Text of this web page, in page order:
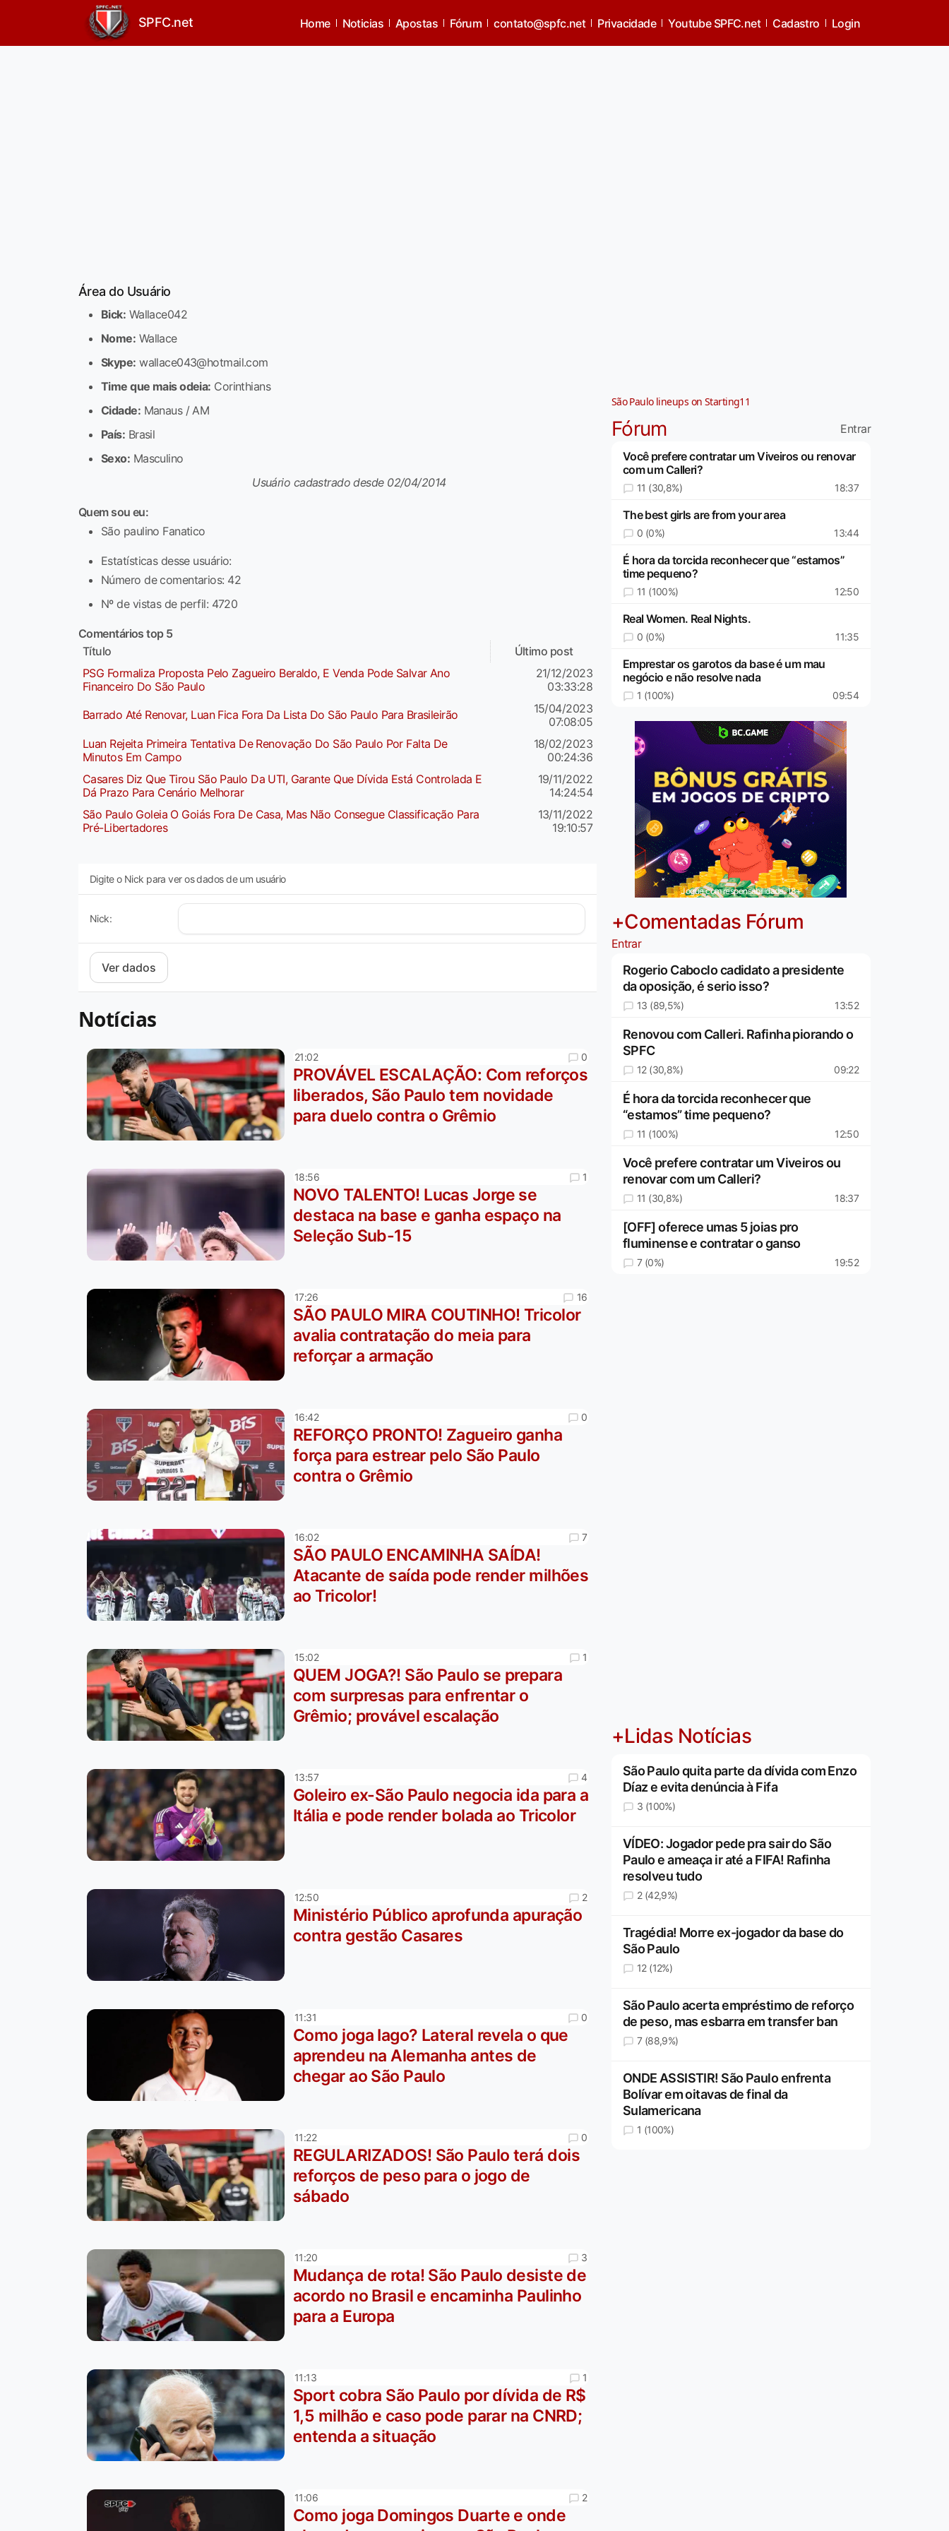
SPFC.net Home Noticias Apostas Fórum contato@spfc.net Privacidade Youtube SPFC.net Cadastro Login
Área do Usuário
Bick: Wallace042
Nome: Wallace
Skype: wallace043@hotmail.com
Time que mais odeia: Corinthians
Cidade: Manaus / AM
País: Brasil
Sexo: Masculino
Usuário cadastrado desde 02/04/2014
Quem sou eu:
São paulino Fanatico
Estatísticas desse usuário:
Número de comentarios: 42
Nº de vistas de perfil: 4720
Comentários top 5
Título
Último post
PSG Formaliza Proposta Pelo Zagueiro Beraldo, E Venda Pode Salvar Ano
Financeiro Do São Paulo
21/12/2023
03:33:28
Barrado Até Renovar, Luan Fica Fora Da Lista Do São Paulo Para Brasileirão
15/04/2023
07:08:05
Luan Rejeita Primeira Tentativa De Renovação Do São Paulo Por Falta De
Minutos Em Campo
18/02/2023
00:24:36
Casares Diz Que Tirou São Paulo Da UTI, Garante Que Dívida Está Controlada E
Dá Prazo Para Cenário Melhorar
19/11/2022
14:24:54
São Paulo Goleia O Goiás Fora De Casa, Mas Não Consegue Classificação Para
Pré-Libertadores
13/11/2022
19:10:57
Digite o Nick para ver os dados de um usuário
Nick:
Notícias
21:02 0
PROVÁVEL ESCALAÇÃO: Com reforços
liberados, São Paulo tem novidade
para duelo contra o Grêmio
18:56 1
NOVO TALENTO! Lucas Jorge se
destaca na base e ganha espaço na
Seleção Sub-15
17:26 16
SÃO PAULO MIRA COUTINHO! Tricolor
avalia contratação do meia para
reforçar a armação
16:42 0
REFORÇO PRONTO! Zagueiro ganha
força para estrear pelo São Paulo
contra o Grêmio
16:02 7
SÃO PAULO ENCAMINHA SAÍDA!
Atacante de saída pode render milhões
ao Tricolor!
15:02 1
QUEM JOGA?! São Paulo se prepara
com surpresas para enfrentar o
Grêmio; provável escalação
13:57 4
Goleiro ex-São Paulo negocia ida para a
Itália e pode render bolada ao Tricolor
12:50 2
Ministério Público aprofunda apuração
contra gestão Casares
11:31 0
Como joga Iago? Lateral revela o que
aprendeu na Alemanha antes de
chegar ao São Paulo
11:22 0
REGULARIZADOS! São Paulo terá dois
reforços de peso para o jogo de
sábado
11:20 3
Mudança de rota! São Paulo desiste de
acordo no Brasil e encaminha Paulinho
para a Europa
11:13 1
Sport cobra São Paulo por dívida de R$
1,5 milhão e caso pode parar na CNRD;
entenda a situação
11:06 2
Como joga Domingos Duarte e onde
São Paulo lineups on Starting11
Fórum
Entrar
Você prefere contratar um Viveiros ou renovar
com um Calleri?
11 (30,8%) 18:37
The best girls are from your area
0 (0%) 13:44
É hora da torcida reconhecer que “estamos”
time pequeno?
11 (100%) 12:50
Real Women. Real Nights.
0 (0%) 11:35
Emprestar os garotos da base é um mau
negócio e não resolve nada
1 (100%) 09:54
Jogue com responsabilidade. 18+
+Comentadas Fórum
Entrar
Rogerio Caboclo cadidato a presidente
da oposição, é serio isso?
13 (89,5%) 13:52
Renovou com Calleri. Rafinha piorando o
SPFC
12 (30,8%) 09:22
É hora da torcida reconhecer que
“estamos” time pequeno?
11 (100%) 12:50
Você prefere contratar um Viveiros ou
renovar com um Calleri?
11 (30,8%) 18:37
[OFF] oferece umas 5 joias pro
fluminense e contratar o ganso
7 (0%) 19:52
+Lidas Notícias
São Paulo quita parte da dívida com Enzo
Díaz e evita denúncia à Fifa
3 (100%)
VÍDEO: Jogador pede pra sair do São
Paulo e ameaça ir até a FIFA! Rafinha
resolveu tudo
2 (42,9%)
Tragédia! Morre ex-jogador da base do
São Paulo
12 (12%)
São Paulo acerta empréstimo de reforço
de peso, mas esbarra em transfer ban
7 (88,9%)
ONDE ASSISTIR! São Paulo enfrenta
Bolívar em oitavas de final da
Sulamericana
1 (100%)